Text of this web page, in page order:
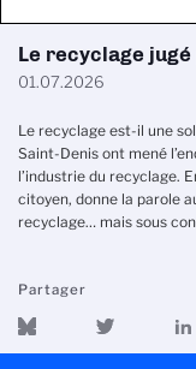
Le recyclage
01.07.2026
Le recyclage est-il une
Saint-Denis ont mené
l’industrie du recyclage.
citoyen, donne la parole
recyclage… mais sous
Partager